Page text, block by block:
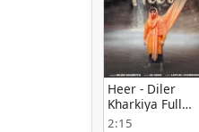
Heer - Diler
Kharkiya Full
Song Download
2:15